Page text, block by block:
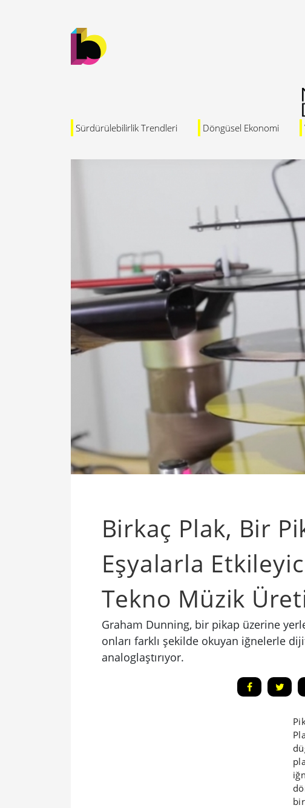
Sürdürülebilirlik Trendleri Döngüsel Ekonomi
Birkaç Plak, Bir
Eşyalarla
Tekno Müzik
Graham Dunning, bir pikap üzerine
onları farklı şekilde okuyan iğnelerle
analoglaştırıyor.